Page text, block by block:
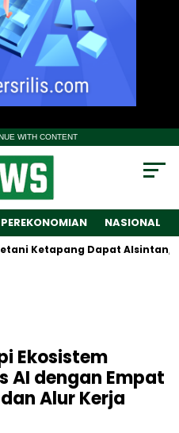
WITH CONTENT
PEREKONOMIAN NASIONAL
Ketapang Dapat Alsintan,
Ekosistem
AI dengan Empat
Alur Kerja